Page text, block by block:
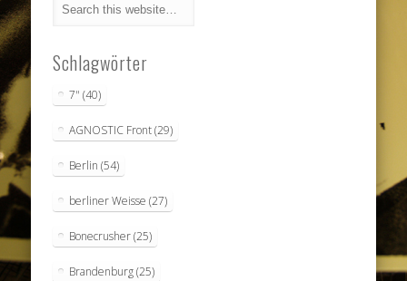
Schlagwörter
7" (40)
AGNOSTIC Front(29)
Berlin (54)
berliner Weisse (27)
Bonecrusher(25)
Brandenburg(25)